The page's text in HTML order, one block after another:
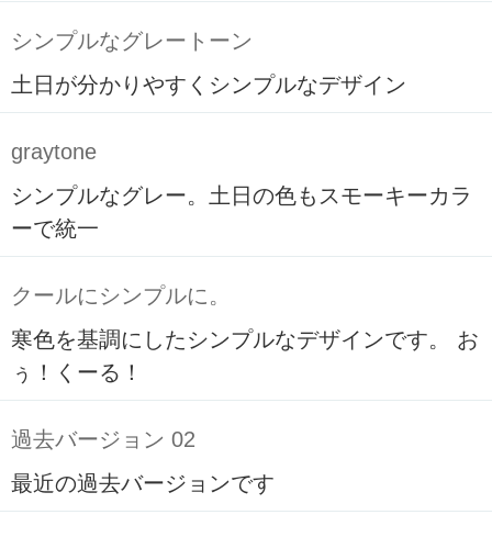
シンプルなグレートーン
土日が分かりやすくシンプルなデザイン
graytone
シンプルなグレー。土日の色もスモーキーカラ
ーで統一
クールにシンプルに。
寒色を基調にしたシンプルなデザインです。 お
ぅ！くーる！
過去バージョン 02
最近の過去バージョンです